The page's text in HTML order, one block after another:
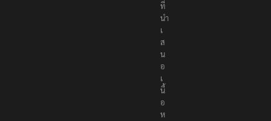
ที่
นำ
เ
ส
น
อ
เ
นื้
อ
ห